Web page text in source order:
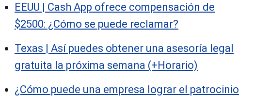
EEUU | Cash App ofrece compensación de
$2500: ¿Cómo se puede reclamar?
Texas | Así puedes obtener una asesoría legal
gratuita la próxima semana (+Horario)
¿Cómo puede una empresa lograr el patrocinio